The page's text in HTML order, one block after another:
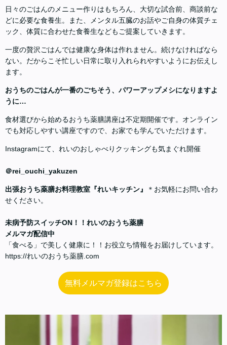
日々のごはんのメニュー作りはもちろん、大切な試合前、商談前な
どに必要な食養生。また、メンタル五臓のお話やご自身の体質チェ
ック、体質に合わせた食養生などもご提案していきます。
一度の贅沢ごはんでは健康な身体は作れません。続けなければなら
ない。だからこそ忙しい日常に取り入れられやすいようにお伝えし
ます。
おうちのごはんが一番のごちそう、パワーアップメシになりますよ
うに…
食材選びから始めるおうち薬膳講座は不定期開催です。オンライン
でも対応しやすい講座ですので、お家でも学んでいただけます。
Instagramにて、れいのおしゃべりクッキングも気まぐれ開催
＠rei_ouchi_yakuzen
出張おうち薬膳お料理教室『れいキッチン』
＊お気軽にお問い合わ
せください。
未病予防スイッチON！！れいのおうち薬膳
メルマガ配信中
「食べる」で美しく健康に！！お役立ち情報をお届けしています。
https://れいのおうち薬膳.com
無料メルマガ登録はこちら